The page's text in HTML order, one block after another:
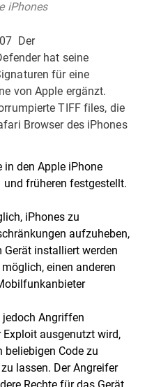
iPhones
 Der
hat seine
für eine
von Apple ergänzt.
TIFF files, die
Browser des iPhones
in den Apple iPhone
und früheren festgestellt.
iPhones zu
aufzuheben,
installiert werden
einen anderen
Angriffen
Exploit ausgenutzt wird,
Code zu
lassen. Der Angreifer
Rechte für das Gerät